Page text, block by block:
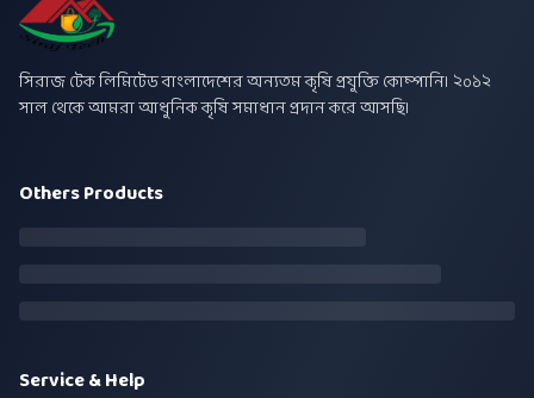
সিরাজ টেক লিমিটেড বাংলাদেশের অন্যতম কৃষি প্রযুক্তি কোম্পানি। ২০১২
সাল থেকে আমরা আধুনিক কৃষি সমাধান প্রদান করে আসছি।
Others Products
Service & Help